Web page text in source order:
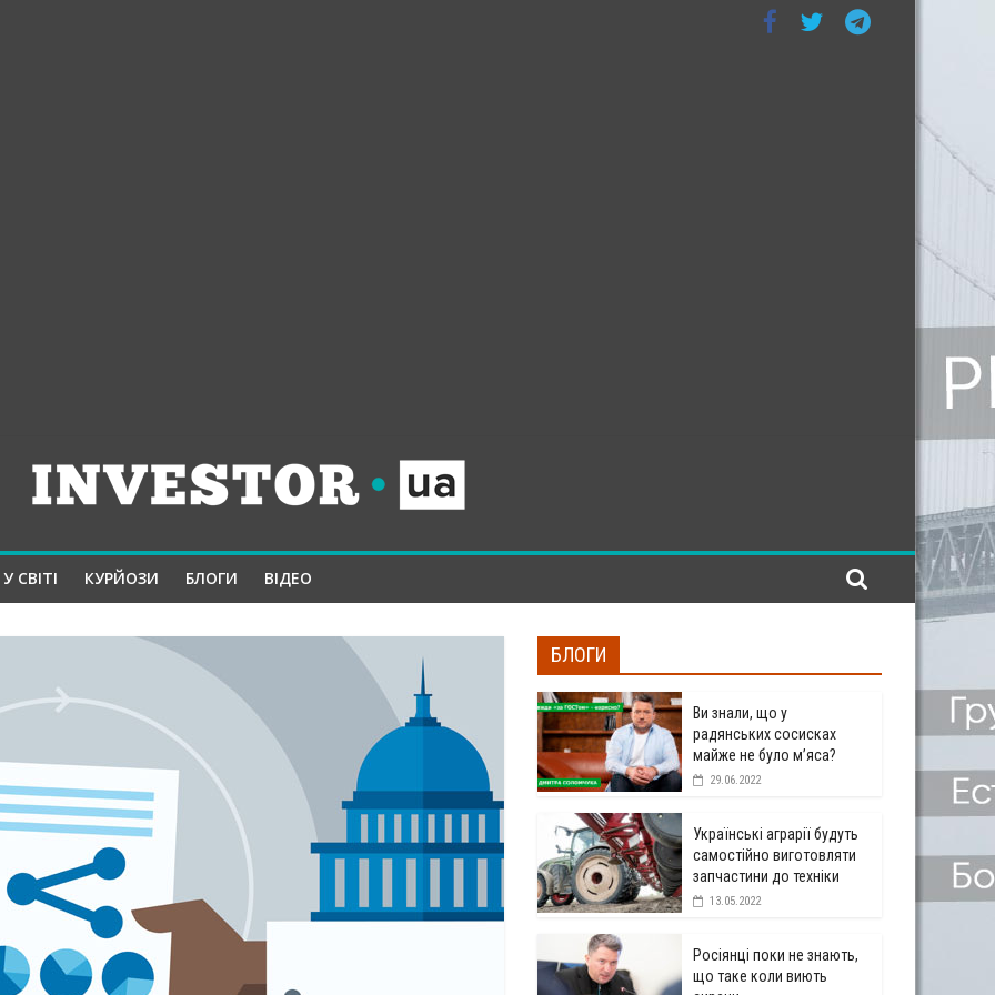
У СВІТІ КУРЙОЗИ БЛОГИ ВІДЕО
БЛОГИ
Ви знали, що у
радянських сосисках
майже не було м’яса?
29.06.2022
Українські аграрії будуть
самостійно виготовляти
запчастини до техніки
13.05.2022
Росіянці поки не знають,
що таке коли виють